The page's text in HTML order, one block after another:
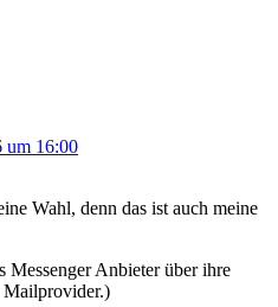
um 16:00
Wahl, denn das ist auch meine
Anbieter über ihre
Mailprovider.)